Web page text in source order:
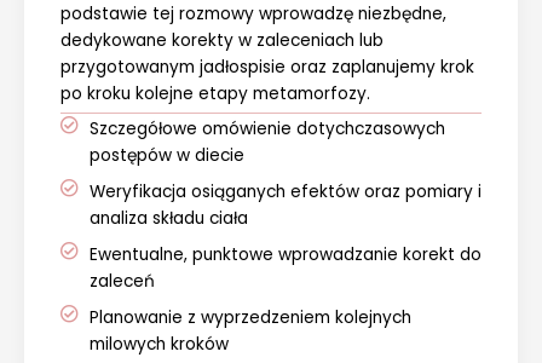
podstawie tej rozmowy wprowadzę niezbędne,
dedykowane korekty w zaleceniach lub
przygotowanym jadłospisie oraz zaplanujemy krok
po kroku kolejne etapy metamorfozy.
Szczegółowe omówienie dotychczasowych
postępów w diecie
Weryfikacja osiąganych efektów oraz pomiary i
analiza składu ciała
Ewentualne, punktowe wprowadzanie korekt do
zaleceń
Planowanie z wyprzedzeniem kolejnych
milowych kroków